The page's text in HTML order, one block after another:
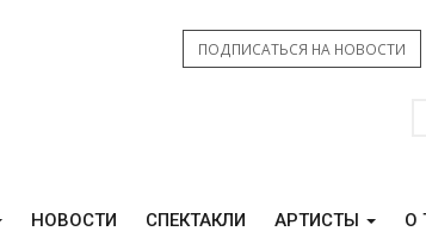
ПОДПИСАТЬСЯ НА НОВОСТИ
НОВОСТИ СПЕКТАКЛИ АРТИСТЫ О